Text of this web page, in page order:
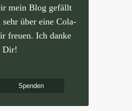
mein Blog gefällt
über eine Cola-
freuen. Ich danke
Dir!
Spenden